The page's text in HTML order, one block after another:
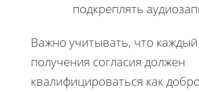
подкреплять
Важно учитывать, что
получения согласия должен
квалифицироваться как